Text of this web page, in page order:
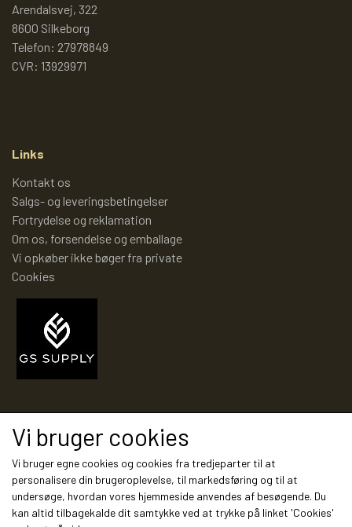
Arendalsvej, 322
8600 Silkeborg
Telefon: 27978849
CVR: 13929971
Links
Kontakt os
Salgs- og leveringsbetingelser
Fortrydelse og reklamation
Om os, forsendelse og emballage
Vi opkøber ikke bøger fra private
Cookies
Modtag vores nyhedsbrev via e-mail
Tilmeld
Vi bruger cookies
Vi bruger egne cookies og cookies fra tredjeparter til at
personalisere din brugeroplevelse, til markedsføring og til at
undersøge, hvordan vores hjemmeside anvendes af besøgende. Du
kan altid tilbagekalde dit samtykke ved at trykke på linket 'Cookies'